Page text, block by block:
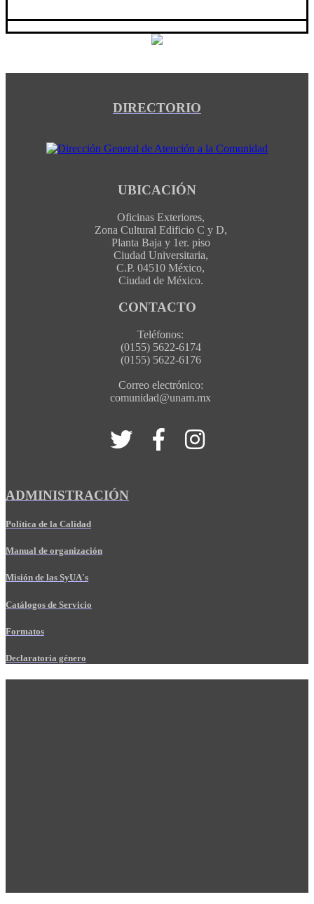
DIRECTORIO
UBICACIÓN
Oficinas Exteriores,
Zona Cultural Edificio C y D,
Planta Baja y 1er. piso
Ciudad Universitaria,
C.P. 04510 México,
Ciudad de México.
CONTACTO
Teléfonos:
(0155) 5622-6174
(0155) 5622-6176
Correo electrónico:
comunidad@unam.mx
ADMINISTRACIÓN
Política de la Calidad
Manual de organización
Misión de las SyUA's
Catálogos de Servicio
Formatos
Declaratoria género